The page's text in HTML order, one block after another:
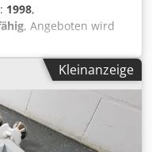
1998,
, Angeboten wird
GM 35. 400V Bj.1998.
ist in einem Gutem
oder Vorkasse! Verkauf
keine
Kleinanzeige